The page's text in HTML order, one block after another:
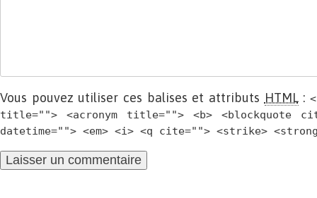
Vous pouvez utiliser ces balises et attributs HTML:
title=""> <acronym title=""> <b> <blockquote
datetime=""> <em> <i> <q cite=""> <strike>